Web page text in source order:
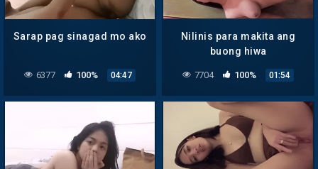
Sarap pag sinagad mo ako
6377 100% 04:47
Nilinis para makita ang
buong hiwa
7704 100% 01:54